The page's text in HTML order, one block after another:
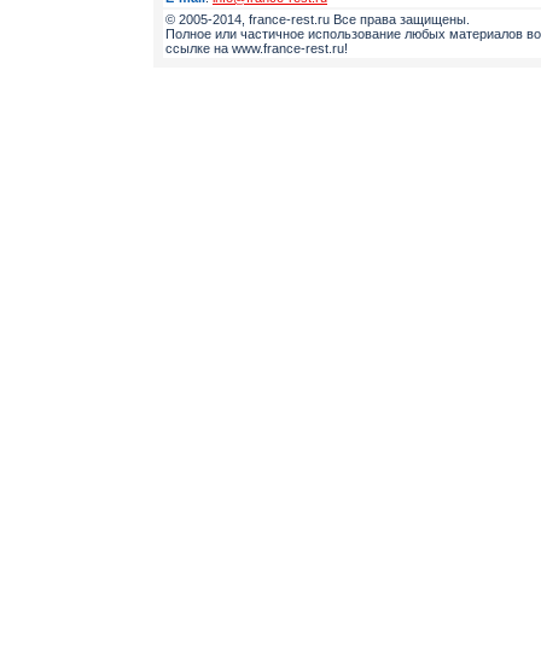
© 2005-2014, france-rest.ru Все права защищены.
Полное или частичное использование любых материалов
ссылке на www.france-rest.ru!